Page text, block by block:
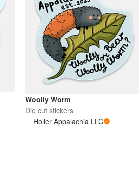
Woolly Worm
Die cut stickers
Holler Appalachia LLC